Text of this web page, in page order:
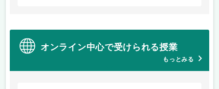
オンライン中心で受けられる授業
もっとみる